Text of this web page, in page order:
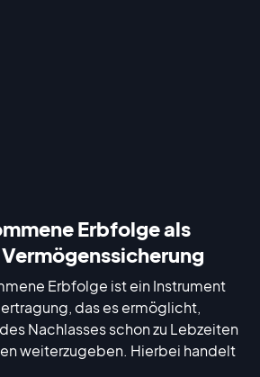
Erbfolge als
Erbfolge ist ein Instrument
das es ermöglicht,
Nachlasses schon zu Lebzeiten
weiterzugeben. Hierbei handelt